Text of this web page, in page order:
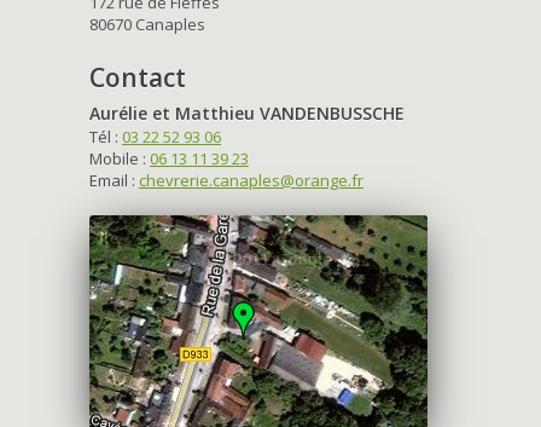
80670 Canaples
Contact
Aurélie et Matthieu VANDENBUSSCHE
Tél : 03 22 52 93 06
Mobile : 06 13 11 39 23
Email : chevrerie.canaples@orange.fr